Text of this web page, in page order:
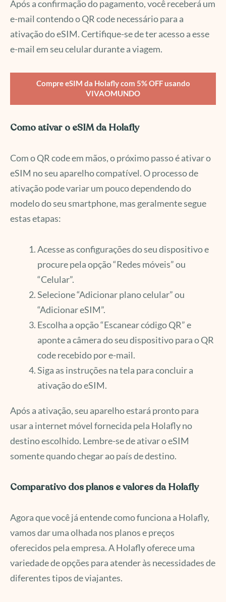
Após a confirmação do pagamento, você receberá um
e-mail contendo o QR code necessário para a
ativação do eSIM. Certifique-se de ter acesso a esse
e-mail em seu celular durante a viagem.
Compre eSIM da Holafly com 5% OFF usando
VIVAOMUNDO
Como ativar o eSIM da Holafly
Com o QR code em mãos, o próximo passo é ativar o
eSIM no seu aparelho compatível. O processo de
ativação pode variar um pouco dependendo do
modelo do seu smartphone, mas geralmente segue
estas etapas:
Acesse as configurações do seu dispositivo e
procure pela opção “Redes móveis” ou
“Celular”.
Selecione “Adicionar plano celular” ou
“Adicionar eSIM”.
Escolha a opção “Escanear código QR” e
aponte a câmera do seu dispositivo para o QR
code recebido por e-mail.
Siga as instruções na tela para concluir a
ativação do eSIM.
Após a ativação, seu aparelho estará pronto para
usar a internet móvel fornecida pela Holafly no
destino escolhido. Lembre-se de ativar o eSIM
somente quando chegar ao país de destino.
Comparativo dos planos e valores da Holafly
Agora que você já entende como funciona a Holafly,
vamos dar uma olhada nos planos e preços
oferecidos pela empresa. A Holafly oferece uma
variedade de opções para atender às necessidades de
diferentes tipos de viajantes.